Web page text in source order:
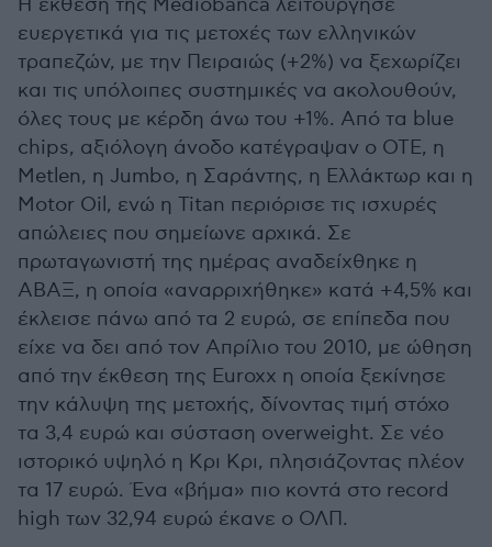
Η έκθεση της Mediobanca λειτούργησε
ευεργετικά για τις μετοχές των ελληνικών
τραπεζών, με την Πειραιώς (+2%) να ξεχωρίζει
και τις υπόλοιπες συστημικές να ακολουθούν,
όλες τους με κέρδη άνω του +1%. Από τα blue
chips, αξιόλογη άνοδο κατέγραψαν ο ΟΤΕ, η
Metlen, η Jumbo, η Σαράντης, η Ελλάκτωρ και η
Motor Oil, ενώ η Titan περιόρισε τις ισχυρές
απώλειες που σημείωνε αρχικά. Σε
πρωταγωνιστή της ημέρας αναδείχθηκε η
ΑΒΑΞ, η οποία «αναρριχήθηκε» κατά +4,5% και
έκλεισε πάνω από τα 2 ευρώ, σε επίπεδα που
είχε να δει από τον Απρίλιο του 2010, με ώθηση
από την έκθεση της Euroxx η οποία ξεκίνησε
την κάλυψη της μετοχής, δίνοντας τιμή στόχο
τα 3,4 ευρώ και σύσταση overweight. Σε νέο
ιστορικό υψηλό η Κρι Κρι, πλησιάζοντας πλέον
τα 17 ευρώ. Ένα «βήμα» πιο κοντά στο record
high των 32,94 ευρώ έκανε ο ΟΛΠ.